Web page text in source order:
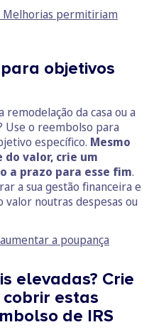
Melhorias permitiriam
objetivos
da casa ou a
Use o reembolso para
específico. Mesmo
valor, crie um
a prazo para esse fim.
a sua gestão financeira e
noutras despesas ou
a poupança
elevadas? Crie
estas
de IRS